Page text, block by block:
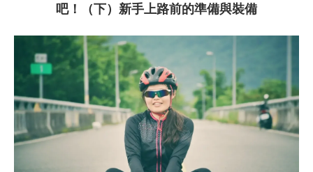
吧！（下）新手上路前的準備與裝備